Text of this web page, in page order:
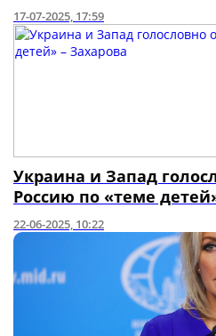
17-07-2025, 17:59
Украина и Запад
Россию по «теме
22-06-2025, 10:22